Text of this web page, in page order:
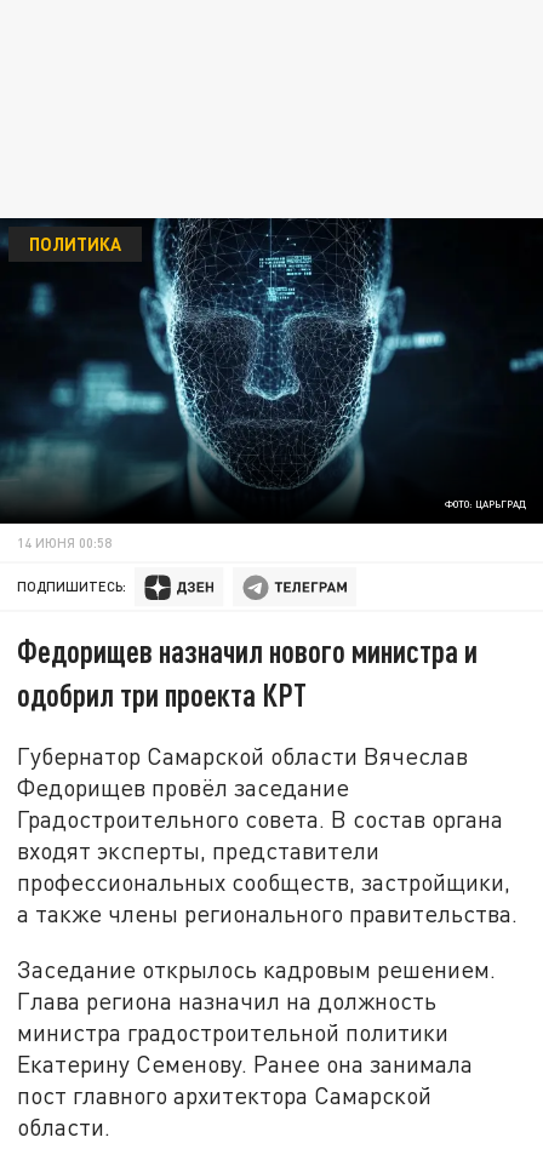
ФОТО: ЦАРЬГРАД
ПОЛИТИКА
14 ИЮНЯ 00:58
ПОДПИШИТЕСЬ:
Федорищев назначил нового министра и
одобрил три проекта КРТ
Губернатор Самарской области Вячеслав
Федорищев провёл заседание
Градостроительного совета. В состав органа
входят эксперты, представители
профессиональных сообществ, застройщики,
а также члены регионального правительства.
Заседание открылось кадровым решением.
Глава региона назначил на должность
министра градостроительной политики
Екатерину Семенову. Ранее она занимала
пост главного архитектора Самарской
области.